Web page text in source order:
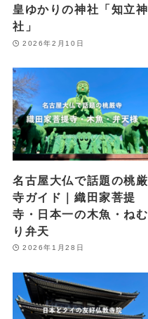
皇ゆかりの神社「知立神
社」
2026年2月10日
名古屋大仏で話題の桃厳
寺ガイド｜織田家菩提
寺・日本一の木魚・ねむ
り弁天
2026年1月28日